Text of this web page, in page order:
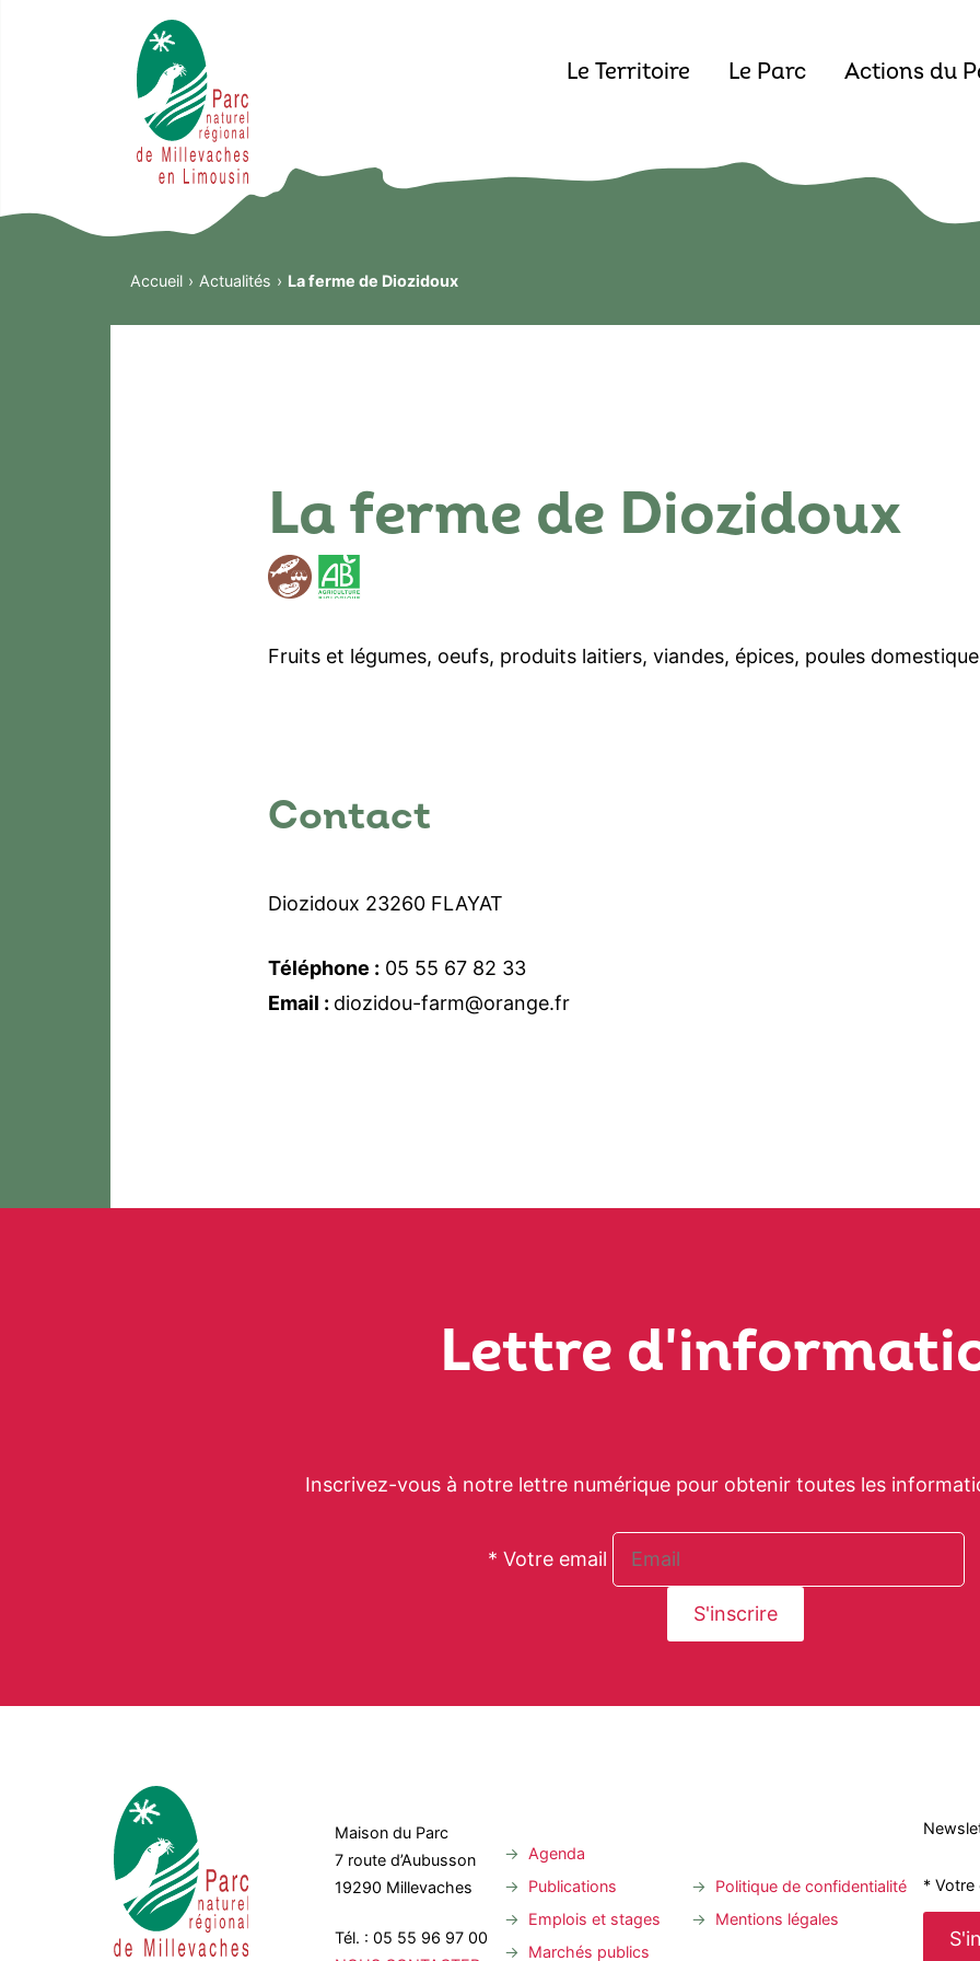
Le Territoire Le Parc Actions du
Accueil Actualités La ferme de Diozidoux
La ferme de Diozidoux
Fruits et légumes, oeufs, produits laitiers, viandes, épices, poules
Contact
Diozidoux 23260 FLAYAT
Téléphone : 05 55 67 82 33
Email : diozidou-farm@orange.fr
Lettre
Inscrivez-vous à notre lettre numérique pour obtenir toutes les
* Votre email
Maison du Parc
7 route d’Aubusson
19290 Millevaches
Tél. : 05 55 96 97 00
Agenda
Publications
Emplois et stages
Marchés publics
Politique de confidentialité
Mentions légales
* Votre